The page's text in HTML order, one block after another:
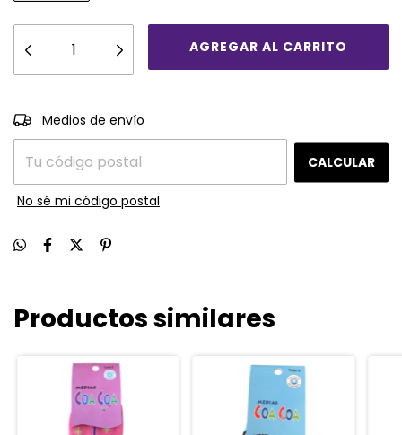
Entregas para el CP:
Medios de envío
CALCULAR
No sé mi código postal
Productos similares